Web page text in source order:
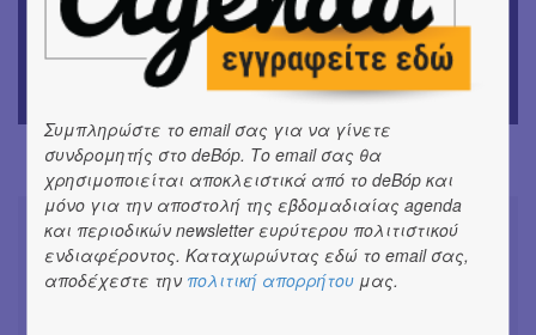
Οι Λόγος Τιμής σε πανελλαδική περιοδεία για την
παρουσίαση του νέου album
Συμπληρώστε το email σας για να γίνετε
συνδρομητής στο deBόp. Το email σας θα
χρησιμοποιείται αποκλειστικά από το deBόp και
μόνο για την αποστολή της εβδομαδιαίας agenda
και περιοδικών newsletter ευρύτερου πολιτιστικού
ενδιαφέροντος. Καταχωρώντας εδώ το email σας,
αποδέχεστε την πολιτική απορρήτου μας.